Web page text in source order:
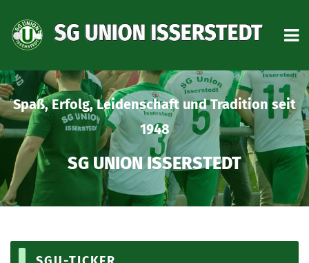
START
AKTUELLES
VEREIN
TRAINING
MID-AGER
seit